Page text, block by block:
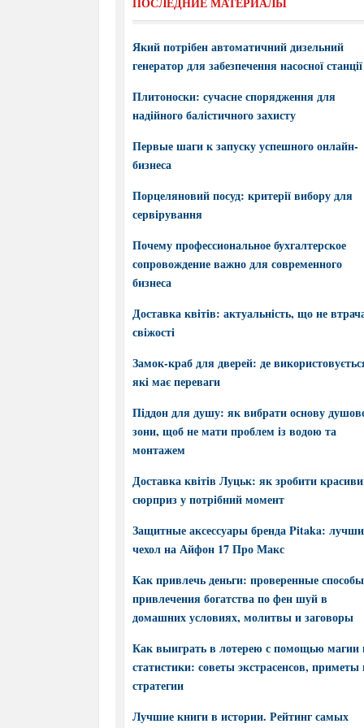
Який потрібен автоматичний дизельний
генератор для забезпечення насосної станції
Плитоноски: сучасне спорядження для
надійного балістичного захисту
Первые шаги к запуску успешного онлайн-
бизнеса
Порцеляновий посуд: критерії вибору для
сервірування
Почему профессиональное бухгалтерское
сопровождение важно для современного
бизнеса
Доставка квітів: актуальність, що не
свіжості
Замок-краб для дверей: де
які має переваги
Піддон для душу: як вибрати основу
зони, щоб не мати проблем із водою та
монтажем
Доставка квітів Луцьк: як зробити
сюрприз у потрібний момент
Защитные аксессуары бренда Pitaka:
чехол на Айфон 17 Про Макс
Как привлечь деньги: проверенные способы
привлечения богатства по фен шуй в
домашних условиях, молитвы и заговоры
Как выиграть в лотерею с помощью магии
статистики: советы экстрасенсов, приметы
стратегии
Лучшие книги в истории. Рейтинг самых